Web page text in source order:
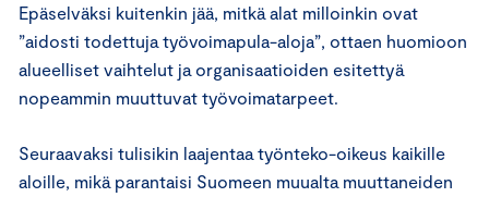
Epäselväksi kuitenkin jää, mitkä alat milloinkin ovat
”aidosti todettuja työvoimapula-aloja”, ottaen huomioon
alueelliset vaihtelut ja organisaatioiden esitettyä
nopeammin muuttuvat työvoimatarpeet.
Seuraavaksi tulisikin laajentaa työnteko-oikeus kaikille
aloille, mikä parantaisi Suomeen muualta muuttaneiden